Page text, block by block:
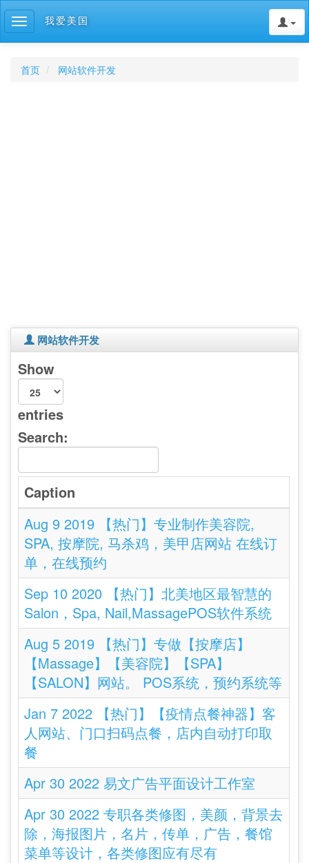
Toggle
navigation
我爱美国
首页 网站软件开发
网站软件开发
Show
entries
Search:
Caption
Aug 9 2019 【热门】专业制作美容院,
SPA, 按摩院, 马杀鸡，美甲店网站 在线订
单，在线预约
Sep 10 2020 【热门】北美地区最智慧的
Salon，Spa, Nail,MassagePOS软件系统
Aug 5 2019 【热门】专做【按摩店】
【Massage】【美容院】【SPA】
【SALON】网站。 POS系统，预约系统等
Jan 7 2022 【热门】【疫情点餐神器】客
人网站、门口扫码点餐，店内自动打印取
餐
Apr 30 2022 易文广告平面设计工作室
Apr 30 2022 专职各类修图，美颜，背景去
除，海报图片，名片，传单，广告，餐馆
菜单等设计，各类修图应有尽有